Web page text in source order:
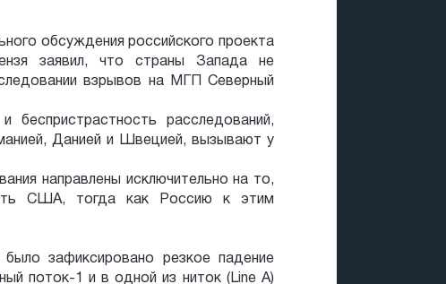
обсуждения российского проекта
заявил, что страны Запада не
взрывов на МГП Северный
беспристрастность расследований,
Данией и Швецией, вызывают у
направлены исключительно на то,
США, тогда как Россию к этим
зафиксировано резкое падение
поток-1 и в одной из ниток (Line A)